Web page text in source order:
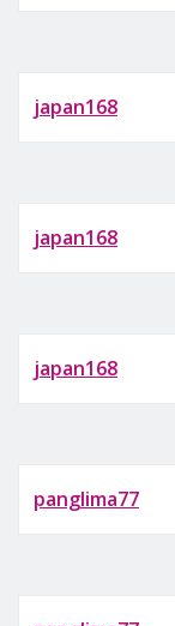
japan168
japan168
japan168
panglima77